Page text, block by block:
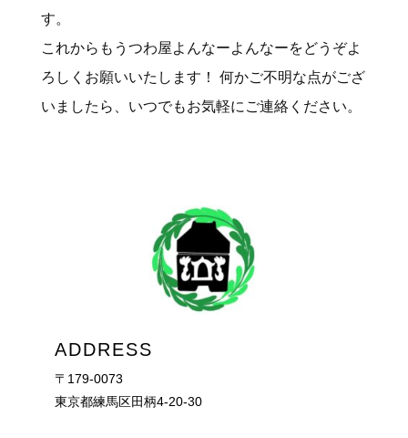
す。
これからもうつわ屋よんなーよんなーをどうぞよ
ろしくお願いいたします！ 何かご不明な点がござ
いましたら、いつでもお気軽にご連絡ください。
ADDRESS
〒179-0073
東京都練馬区田柄4-20-30